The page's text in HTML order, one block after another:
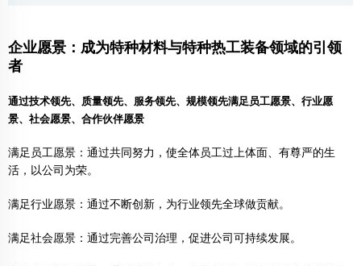
企业愿景：成为特种材料与特种热工装备领域的引领
者
通过技术领先、质量领先、服务领先、规模领先满足员工愿景、行业愿
景、社会愿景、合作伙伴愿景
满足员工愿景：通过共同努力，使全体员工过上体面、有尊严的生
活，以公司为荣。
满足行业愿景：通过不断创新，为行业领先全球做贡献。
满足社会愿景：通过完善公司治理，促进公司可持续发展。